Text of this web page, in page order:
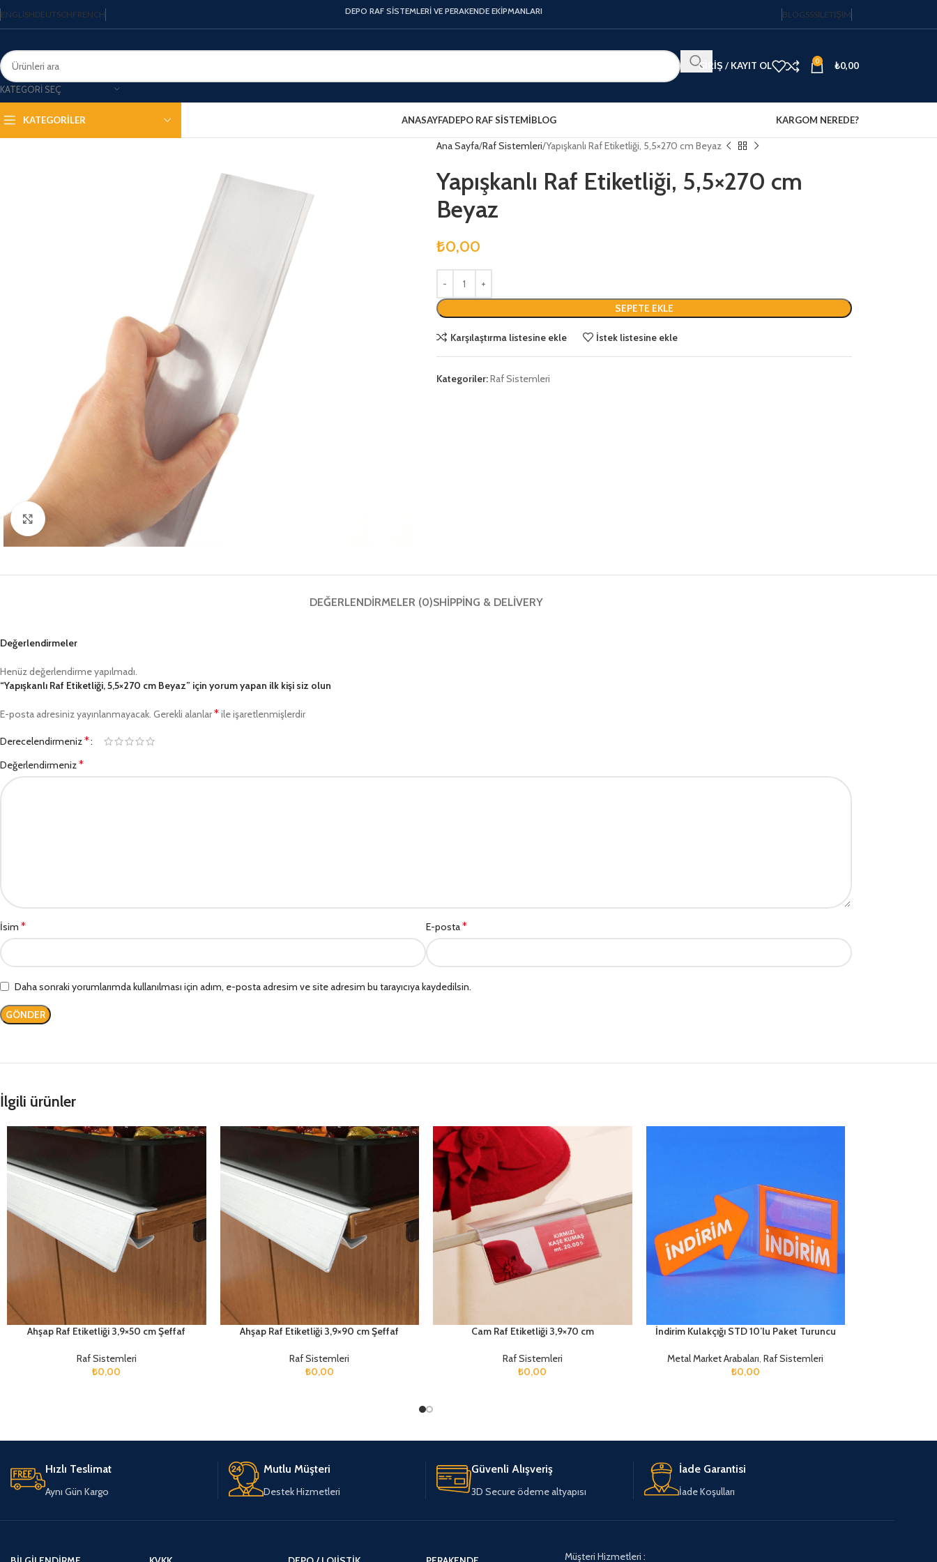
ENGLISHDEUTSCHFRENCH DEPO RAF SİSTEMLERİ VE PERAKENDE EKİPMANLARI BLOGSSSİLETIŞIM
KATEGORI SEÇ
GIRIŞ / KAYIT OL 0 ₺0,00
KATEGORİLER ANASAYFADEPO RAF SISTEMIBLOG KARGOM NEREDE?
Ana Sayfa Raf Sistemleri Yapışkanlı Raf Etiketliği, 5,5×270 cm Beyaz
Yapışkanlı Raf Etiketliği, 5,5×270 cm
Beyaz
₺0,00
SEPETE EKLE
Karşılaştırma listesine ekle İstek listesine ekle
Kategoriler:Raf Sistemleri
DEĞERLENDIRMELER (0)SHIPPING & DELIVERY
Değerlendirmeler
Henüz değerlendirme yapılmadı.
“Yapışkanlı Raf Etiketliği, 5,5×270 cm Beyaz” için yorum yapan ilk kişi siz olun
E-posta adresiniz yayınlanmayacak. Gerekli alanlar*ile işaretlenmişlerdir
Derecelendirmeniz*
Değerlendirmeniz*
İsim * E-posta*
Daha sonraki yorumlarımda kullanılması için adım, e-posta adresim ve site adresim bu tarayıcıya kaydedilsin.
İlgili ürünler
Ahşap Raf Etiketliği 3,9×50 cm Şeffaf
Raf Sistemleri
₺0,00
Ahşap Raf Etiketliği 3,9×90 cm Şeffaf
Raf Sistemleri
₺0,00
Cam Raf Etiketliği 3,9×70 cm
Raf Sistemleri
₺0,00
İndirim Kulakçığı STD 10’lu Paket Turuncu
Metal Market Arabaları,Raf Sistemleri
₺0,00
Hızlı Teslimat
Aynı Gün Kargo
Mutlu Müşteri
Destek Hizmetleri
Güvenli Alışveriş
3D Secure ödeme altyapısı
İade Garantisi
İade Koşulları
Müşteri Hizmetleri :